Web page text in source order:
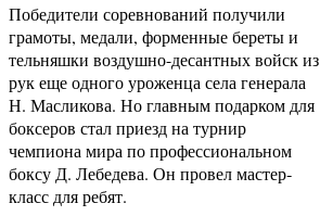
Победители соревнований получили
грамоты, медали, форменные береты и
тельняшки воздушно-­десантных войск из
рук еще одного уроженца села генерала
Н. Масликова. Но главным подарком для
боксеров стал приезд на турнир
чемпиона мира по профессиональном
боксу Д. Лебедева. Он провел мастер­
класс для ребят.